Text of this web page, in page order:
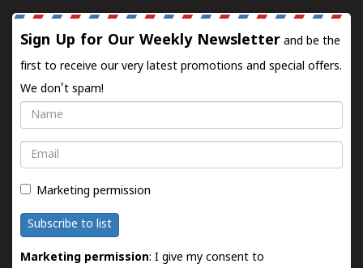
Sign Up for Our Weekly Newsletter and be the
first to receive our very latest promotions and special offers.
We don't spam!
Name
Email
Marketing permission
Subscribe to list
Marketing permission: I give my consent to